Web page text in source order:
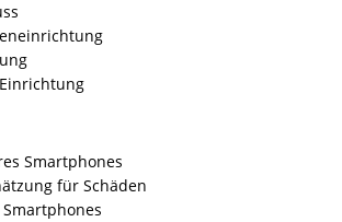
Smartphones
für Schäden